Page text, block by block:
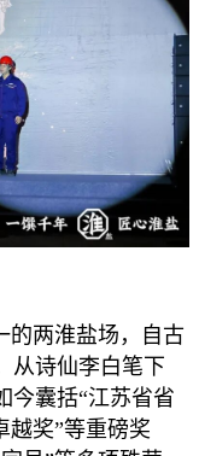
的两淮盐场，自古
从诗仙李白笔下
今囊括“江苏省省
越奖”等重磅奖